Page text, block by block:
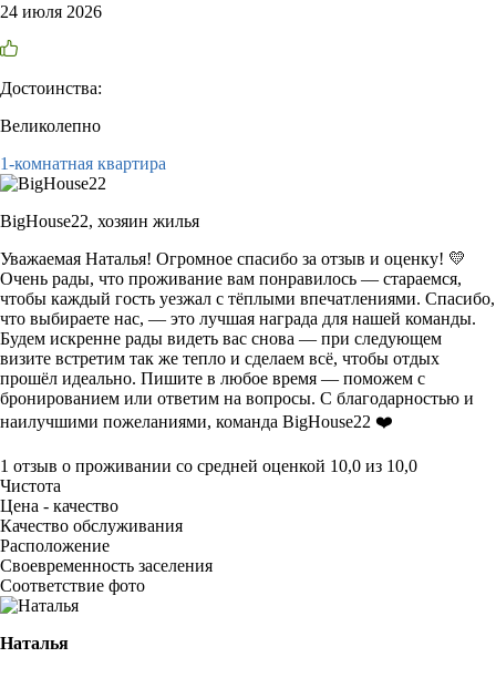
24 июля 2026
Достоинства:
Великолепно
1-комнатная квартира
BigHouse22, хозяин жилья
Уважаемая Наталья! Огромное спасибо за отзыв и оценку! 💛
Очень рады, что проживание вам понравилось — стараемся,
чтобы каждый гость уезжал с тёплыми впечатлениями. Спасибо,
что выбираете нас, — это лучшая награда для нашей команды.
Будем искренне рады видеть вас снова — при следующем
визите встретим так же тепло и сделаем всё, чтобы отдых
прошёл идеально. Пишите в любое время — поможем с
бронированием или ответим на вопросы. С благодарностью и
наилучшими пожеланиями, команда BigHouse22 ❤️
1 отзыв о проживании со средней оценкой 10,0 из 10,0
Чистота
Цена - качество
Качество обслуживания
Расположение
Своевременность заселения
Соответствие фото
Наталья